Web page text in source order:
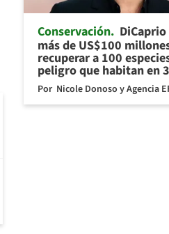
Conservación
más de US$100
recuperar a 100
peligro que habitan en
Por Nicole Donoso y Agencia